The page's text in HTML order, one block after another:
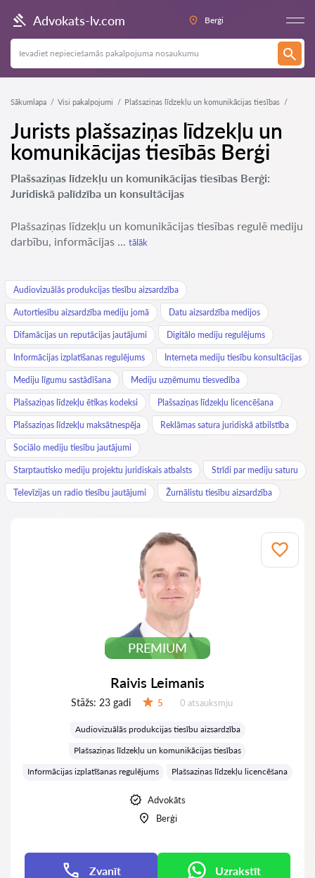
Advokats-lv.com Berģi
Sākumlapa Visi pakalpojumi Plašsaziņas līdzekļu un komunikācijas tiesības
Jurists plašsaziņas līdzekļu un
komunikācijas tiesībās Berģi
Plašsaziņas līdzekļu un komunikācijas tiesības Berģi:
Juridiskā palīdzība un konsultācijas
Plašsaziņas līdzekļu un komunikācijas tiesības regulē mediju
darbību, informācijas ... tālāk
Audiovizuālās produkcijas tiesību aizsardzība
Autortiesību aizsardzība mediju jomā Datu aizsardzība medijos
Difamācijas un reputācijas jautājumi Digitālo mediju regulējums
Informācijas izplatīšanas regulējums Interneta mediju tiesību konsultācijas
Mediju līgumu sastādīšana Mediju uzņēmumu tiesvedība
Plašsaziņas līdzekļu ētikas kodeksi Plašsaziņas līdzekļu licencēšana
Plašsaziņas līdzekļu maksātnespēja Reklāmas satura juridiskā atbilstība
Sociālo mediju tiesību jautājumi
Starptautisko mediju projektu juridiskais atbalsts Strīdi par mediju saturu
Televīzijas un radio tiesību jautājumi Žurnālistu tiesību aizsardzība
PREMIUM
Raivis Leimanis
Stāžs: 23 gadi 5 Atsauksmes:
0 atsauksmju
Audiovizuālās produkcijas tiesību aizsardzība
Plašsaziņas līdzekļu un komunikācijas tiesības
Informācijas izplatīšanas regulējums
Plašsaziņas līdzekļu licencēšana
Advokāts
Berģi
Zvanīt Uzrakstīt